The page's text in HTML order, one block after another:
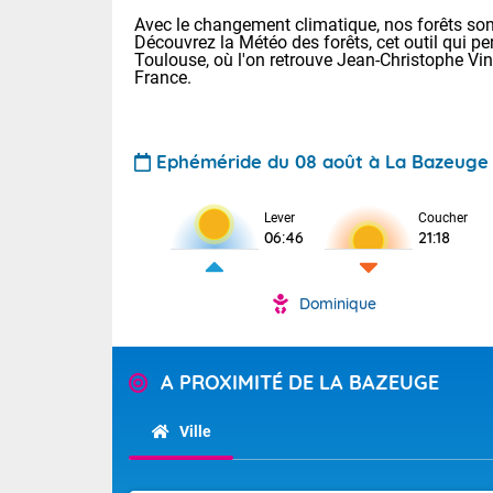
Avec le changement climatique, nos forêts
Découvrez la Météo des forêts, cet outil qui
Toulouse, où l'on retrouve Jean-Christophe
France.
Ephéméride du 08 août à La Bazeuge
Lever
06:46
Coucher
21:18
Dominique
A PROXIMITÉ DE LA BAZEUGE
Ville
Voici les
: 22/28 Paris
Clermont-Fd
Limoges :
Lille : 22/29
Très
(83), et